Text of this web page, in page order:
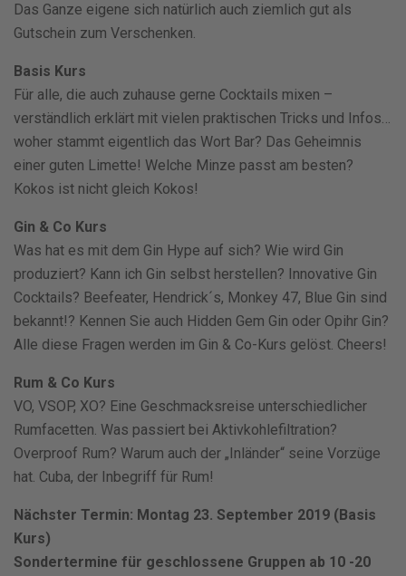
Das Ganze eigene sich natürlich auch ziemlich gut als
Gutschein zum Verschenken.
Basis Kurs
Für alle, die auch zuhause gerne Cocktails mixen –
verständlich erklärt mit vielen praktischen Tricks und Infos…
woher stammt eigentlich das Wort Bar? Das Geheimnis
einer guten Limette! Welche Minze passt am besten?
Kokos ist nicht gleich Kokos!
Gin & Co Kurs
Was hat es mit dem Gin Hype auf sich? Wie wird Gin
produziert? Kann ich Gin selbst herstellen? Innovative Gin
Cocktails? Beefeater, Hendrick´s, Monkey 47, Blue Gin sind
bekannt!? Kennen Sie auch Hidden Gem Gin oder Opihr Gin?
Alle diese Fragen werden im Gin & Co-Kurs gelöst. Cheers!
Rum & Co Kurs
VO, VSOP, XO? Eine Geschmacksreise unterschiedlicher
Rumfacetten. Was passiert bei Aktivkohlefiltration?
Overproof Rum? Warum auch der „Inländer“ seine Vorzüge
hat. Cuba, der Inbegriff für Rum!
Nächster Termin: Montag 23. September 2019 (Basis
Kurs)
Sondertermine für geschlossene Gruppen ab 10 -20